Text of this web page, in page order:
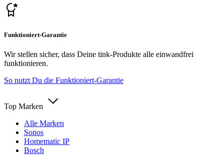
Funktioniert-Garantie
Wir stellen sicher, dass Deine tink-Produkte alle einwandfrei
funktionieren.
So nutzt Du die Funktioniert-Garantie
Top Marken
Alle Marken
Sonos
Homematic IP
Bosch